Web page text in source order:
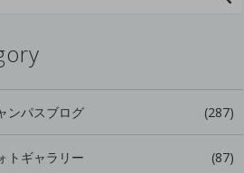
ンパスブログ (287)
トギャラリー (87)